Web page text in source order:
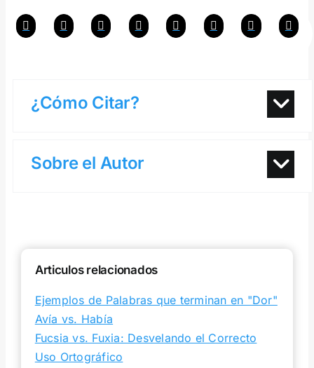
¿Cómo Citar?
Sobre el Autor
Articulos relacionados
Ejemplos de Palabras que terminan en "Dor"
Avía vs. Había
Fucsia vs. Fuxia: Desvelando el Correcto
Uso Ortográfico